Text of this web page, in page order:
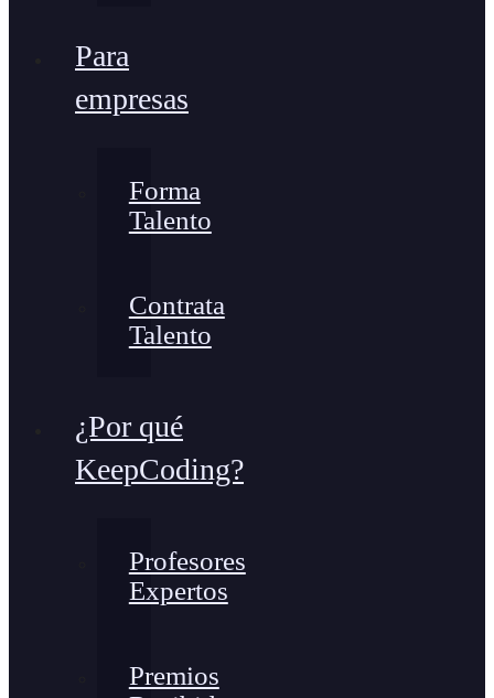
Para
empresas
Forma
Talento
Contrata
Talento
¿Por qué
KeepCoding?
Profesores
Expertos
Premios